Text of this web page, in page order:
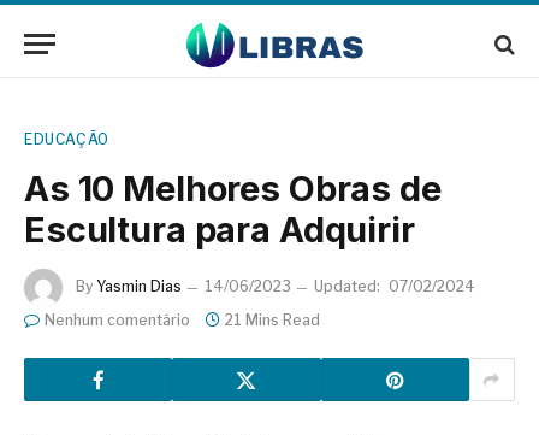
EDUCAÇÃO
As 10 Melhores Obras de
Escultura para Adquirir
By Yasmin Dias 14/06/2023 Updated: 07/02/2024
Nenhum comentário
21 Mins Read